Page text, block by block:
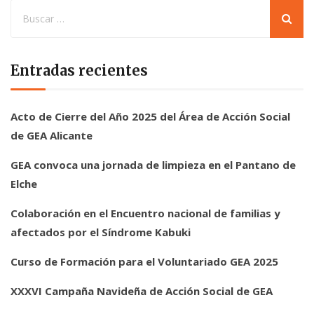
Entradas recientes
Acto de Cierre del Año 2025 del Área de Acción Social
de GEA Alicante
GEA convoca una jornada de limpieza en el Pantano de
Elche
Colaboración en el Encuentro nacional de familias y
afectados por el Síndrome Kabuki
Curso de Formación para el Voluntariado GEA 2025
XXXVI Campaña Navideña de Acción Social de GEA